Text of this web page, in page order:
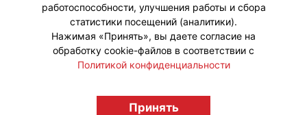
Одноклассники
licensingrussia.ru, 2009-2026 12+
работоспособности, улучшения работы и сбора
статистики посещений (аналитики).
Нажимая «Принять», вы даете согласие на
обработку cookie-файлов в соответствии с
Политикой конфиденциальности
Принять